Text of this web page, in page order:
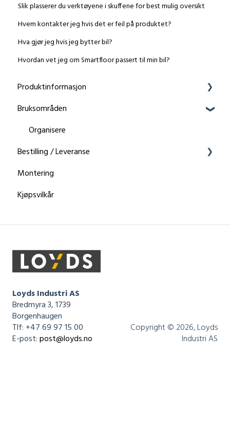
Slik plasserer du verktøyene i skuffene for best mulig oversikt
Hvem kontakter jeg hvis det er feil på produktet?
Hva gjør jeg hvis jeg bytter bil?
Hvordan vet jeg om Smartfloor passert til min bil?
Produktinformasjon
Bruksområder
Kvalitet og material
Produktegenskaper
Produktspesifikasjoner
Bruksområden
Organisere
Bestilling / Leveranse
Leveranse
Montering
Kjøpsvilkår
Loyds Industri AS
Bredmyra 3, 1739
Borgenhaugen
Tlf: +47 69 97 15 00
E-post:post@loyds.no
Copyright © 2026, Loyds
Industri AS